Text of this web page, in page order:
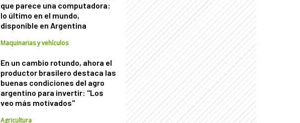
que parece una computadora:
lo último en el mundo,
disponible en Argentina
Maquinarias y vehículos
En un cambio rotundo, ahora el
productor brasilero destaca las
buenas condiciones del agro
argentino para invertir: "Los
veo más motivados"
Agricultura